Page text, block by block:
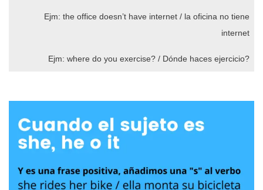
Ejm: the office doesn’t have internet / la oficina no tiene
internet
Ejm: where do you exercise? / Dónde haces ejercicio?